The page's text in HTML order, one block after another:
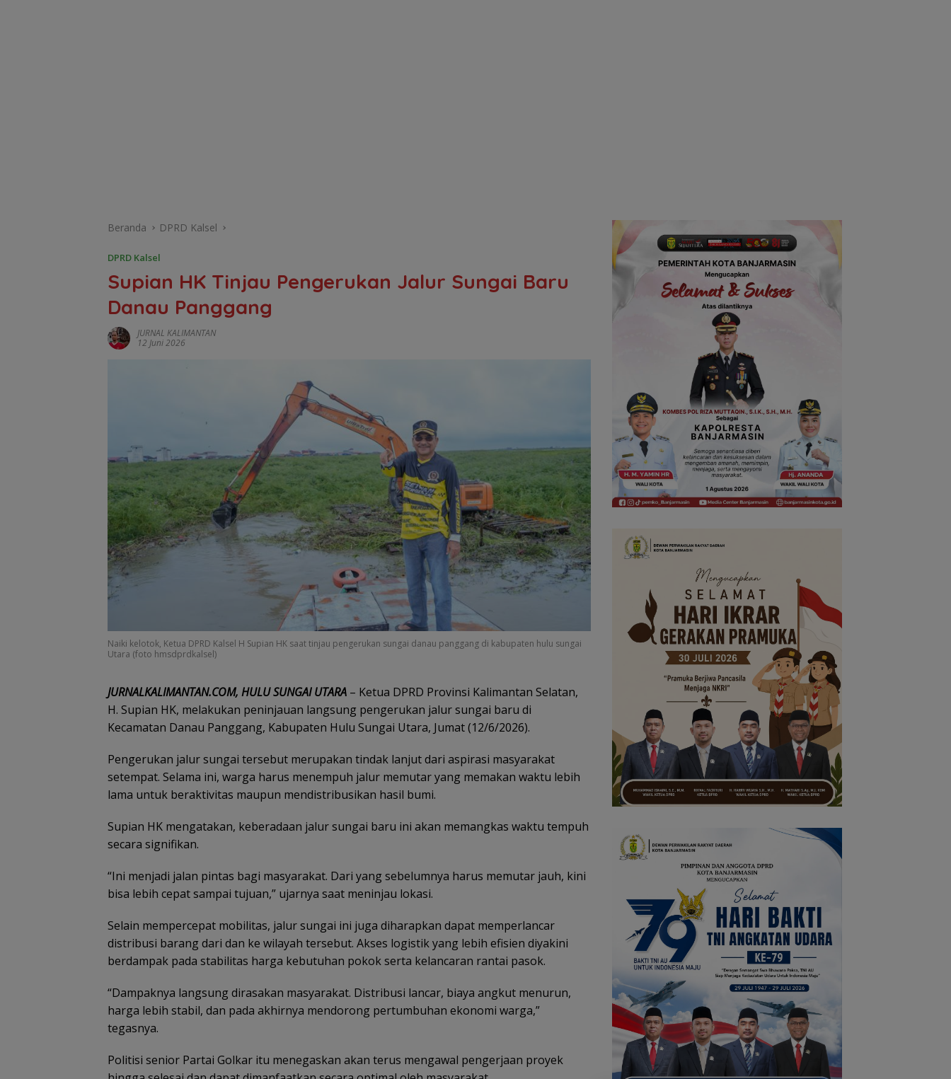
Beranda DPRD Kalsel
DPRD Kalsel
‎Supian HK Tinjau Pengerukan Jalur Sungai Baru
Danau Panggang
JURNAL KALIMANTAN
12 Juni 2026
Naiki kelotok, Ketua DPRD Kalsel H Supian HK saat tinjau pengerukan sungai danau panggang di kabupaten hulu sungai
Utara (foto hmsdprdkalsel)
JURNALKALIMANTAN.COM, HULU SUNGAI UTARA – Ketua DPRD Provinsi Kalimantan Selatan,
H. Supian HK, melakukan peninjauan langsung pengerukan jalur sungai baru di
Kecamatan Danau Panggang, Kabupaten Hulu Sungai Utara, Jumat (12/6/2026).
‎Pengerukan jalur sungai tersebut merupakan tindak lanjut dari aspirasi masyarakat
setempat. Selama ini, warga harus menempuh jalur memutar yang memakan waktu lebih
lama untuk beraktivitas maupun mendistribusikan hasil bumi.
Supian HK mengatakan, keberadaan jalur sungai baru ini akan memangkas waktu tempuh
secara signifikan.
‎“Ini menjadi jalan pintas bagi masyarakat. Dari yang sebelumnya harus memutar jauh, kini
bisa lebih cepat sampai tujuan,” ujarnya saat meninjau lokasi.
‎Selain mempercepat mobilitas, jalur sungai ini juga diharapkan dapat memperlancar
distribusi barang dari dan ke wilayah tersebut. Akses logistik yang lebih efisien diyakini
berdampak pada stabilitas harga kebutuhan pokok serta kelancaran rantai pasok.
‎“Dampaknya langsung dirasakan masyarakat. Distribusi lancar, biaya angkut menurun,
harga lebih stabil, dan pada akhirnya mendorong pertumbuhan ekonomi warga,”
tegasnya.
‎Politisi senior Partai Golkar itu menegaskan akan terus mengawal pengerjaan proyek